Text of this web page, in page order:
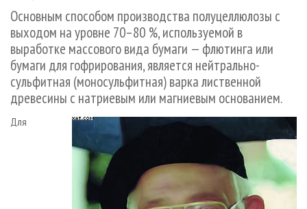
СУШКА ДРЕВЕСИНЫ
ПРОИЗВОДСТВО ДРЕВЕСНЫХ ПЛИТ
ДЕРЕВЯННОЕ ДОМОСТРОЕНИЕ
ПРОИЗВОДСТВО МЕБЕЛИ
БИОЭНЕРГЕТИКА
ИНСТРУМЕНТ И МАТЕРИАЛЫ
ПЕРСОНЫ
МОБИЛЬНЫЕ ВЫСТАВКИ
ОФИЦИАЛЬНЫЕ ДЕЛЕГАЦИИ
ПРИОРИТЕТНЫЕ ИНВЕСТПРОЕКТЫ
RUSSIAN FORESTRY REVIEW
ГАЗЕТА ЛЕСПРОМФОРУМ
БИБЛИОТЕКА СПЕЦИАЛИСТА
КОНТАКТЫ
РЕКЛАМА
РЕКЛАМА НА САЙТЕ
Основным способом производства полуцеллюлозы с
выходом на уровне 70–80 %, используемой в
выработке массового вида бумаги — флютинга или
бумаги для гофрирования, является нейтрально-
сульфитная (моносульфитная) варка лиственной
древесины с натриевым или магниевым основанием.
Для